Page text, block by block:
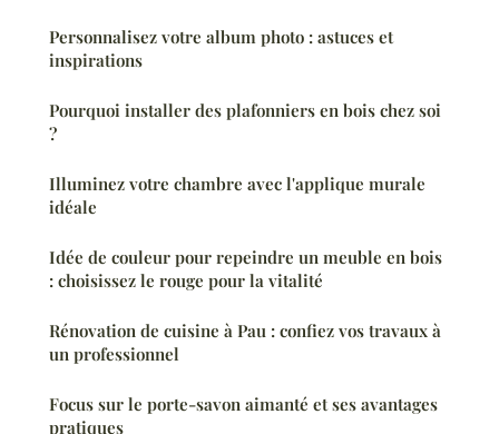
Personnalisez votre album photo : astuces et
inspirations
Pourquoi installer des plafonniers en bois chez soi
?
Illuminez votre chambre avec l'applique murale
idéale
Idée de couleur pour repeindre un meuble en bois
: choisissez le rouge pour la vitalité
Rénovation de cuisine à Pau : confiez vos travaux à
un professionnel
Focus sur le porte-savon aimanté et ses avantages
pratiques